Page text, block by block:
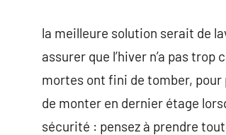
la meilleure solution serait de
assurer que l’hiver n’a pas
mortes ont fini de tomber,
de monter en dernier étage
sécurité : pensez à prendre